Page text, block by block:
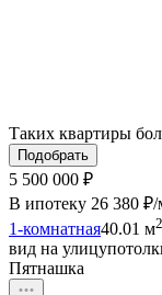
Таких квартиры
Подобрать
5 500 000 ₽
В ипотеку 26 380 ₽/
1-комнатная40.01 м2
вид на улицу
Пятнашка